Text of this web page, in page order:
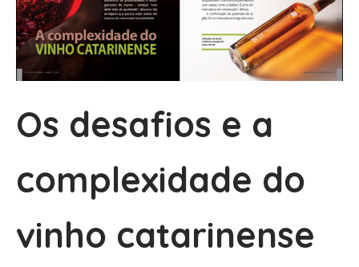
Os desafios e a
complexidade do
vinho catarinense